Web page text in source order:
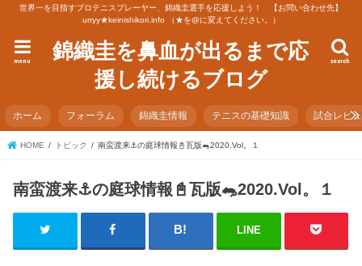
世界一を目指すプロテニスプレーヤー、錦織圭選手を応援しよう！ 【お問い合わせ先】
urryy★keinishikori.info （★を@に変えてください。）
錦織圭を鼻血が出るまで応
援し続けるブログ
search
menu
ホーム フォーラム 錦織圭情報 テニスの基礎知識 試合レビ
HOME トピック 南蛮渡来⚓の庭球情報📓瓦版🐀2020.Vol。１
南蛮渡来⚓の庭球情報📓瓦版🐀2020.Vol。１
LINE